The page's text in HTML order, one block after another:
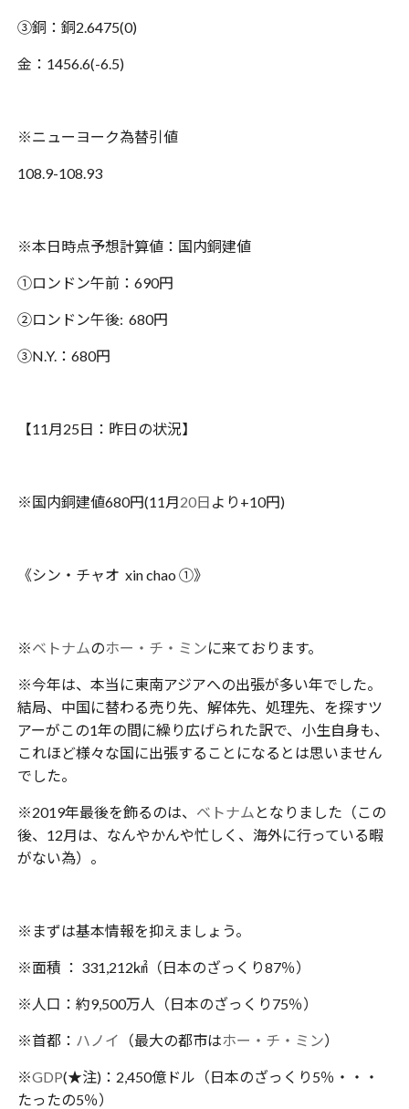
③銅：銅2.6475(0)
金：1456.6(-6.5)
※ニューヨーク為替引値
108.9-108.93
※本日時点予想計算値：国内銅建値
①ロンドン午前：690円
②ロンドン午後: 680円
③N.Y.：680円
【11月25日：昨日の状況】
※国内銅建値680円(11月20日 より+10円)
《シン・チャオ xin chao ①》
※ベトナムのホー・チ・ミンに来ております。
※今年は、本当に東南アジアへの出張が多い年でした。
結局、中国に替わる売り先、解体先、処理先、を探すツ
アーがこの1年の間に繰り広げられた訳で、小生自身も、
これほど様々な国に出張することになるとは思いません
でした。
※2019年最後を飾るのは、 ベトナム となりました（この
後、12月は、なんやかんや忙しく、海外に行っている暇
がない為）。
※まずは基本情報を抑えましょう。
※面積 ： 331,212㎢（日本のざっくり87％）
※人口：約9,500万人（日本のざっくり75％）
※首都： ハノイ （最大の都市はホー・チ・ミン）
※GDP(★注)：2,450億ドル（日本のざっくり5％・・・
たったの5％）